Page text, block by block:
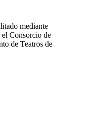
mediante
el Consorcio de
de Teatros de